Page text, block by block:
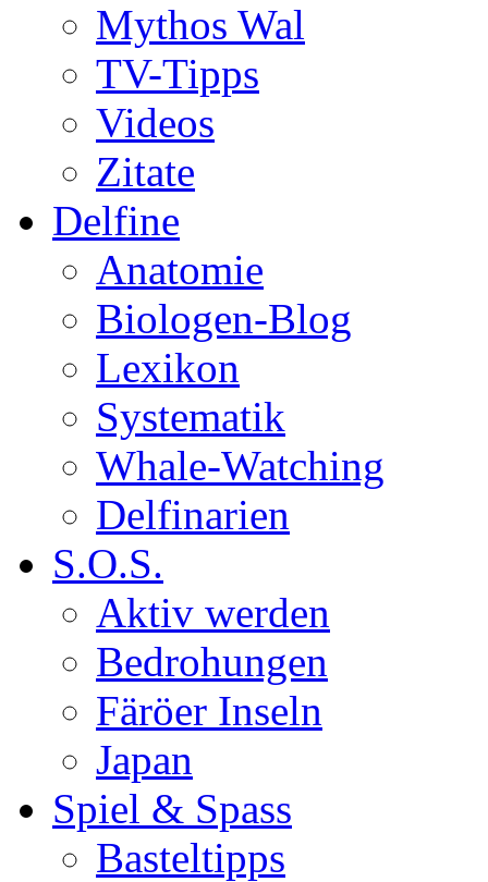
Mythos Wal
TV-Tipps
Videos
Zitate
Delfine
Anatomie
Biologen-Blog
Lexikon
Systematik
Whale-Watching
Delfinarien
S.O.S.
Aktiv werden
Bedrohungen
Färöer Inseln
Japan
Spiel & Spass
Basteltipps